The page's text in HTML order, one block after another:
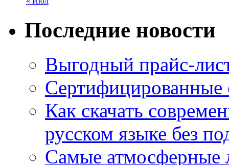
Последние новости
Выгодный прайс-
Как скачать
русском языке без
Самые атмосферные